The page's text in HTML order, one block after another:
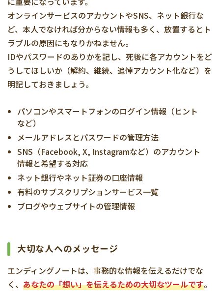
オンラインサービスのアカウントやSNS、ネット銀行な
ど、本人でなければ分からない情報も多く、放置するとト
ラブルの原因にもなりかねません。
IDやパスワードのありかを記し、死後に各アカウントをど
うしてほしいか（解約、継続、追悼アカウント化など）を
明記しておきましょう。
パソコンやスマートフォンのログイン情報（ヒント
など）
メールアドレスとパスワードの管理方法
SNS（Facebook, X, Instagramなど）のアカウント
情報と希望する対応
ネット銀行やネット証券の口座情報
有料のサブスクリプションサービス一覧
ブログやウェブサイトの管理情報
大切な人へのメッセージ
エンディングノートは、事務的な情報を伝えるだけでな
く、 あなたの「想い」を伝えるための大切なツールです。